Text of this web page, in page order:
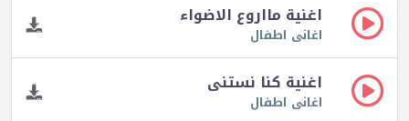
اغنية مااروع الاضواء
اغانى اطفال
اغنية كنا نستنى
اغانى اطفال